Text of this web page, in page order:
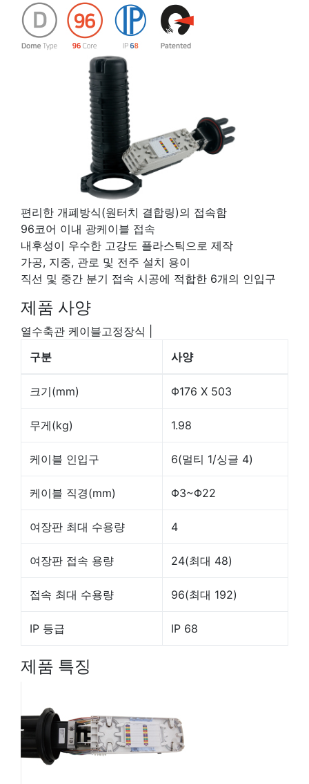
편리한 개폐방식(원터치 결합링)의 접속함
96코어 이내 광케이블 접속
내후성이 우수한 고강도 플라스틱으로 제작
가공, 지중, 관로 및 전주 설치 용이
직선 및 중간 분기 접속 시공에 적합한 6개의 인입구
제품 사양
열수축관 케이블고정장식
구분
사양
크기(mm) Φ176 X 503
무게(kg) 1.98
케이블 인입구 6(멀티 1/싱글 4)
케이블 직경(mm) Φ3~Φ22
여장판 최대 수용량 4
여장판 접속 용량 24(최대 48)
접속 최대 수용량 96(최대 192)
IP 등급 IP 68
제품 특징